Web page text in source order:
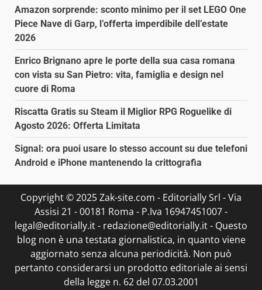
Amazon sorprende: sconto minimo per il set LEGO One
Piece Nave di Garp, l’offerta imperdibile dell’estate
2026
Enrico Brignano apre le porte della sua casa romana
con vista su San Pietro: vita, famiglia e design nel
cuore di Roma
Riscatta Gratis su Steam il Miglior RPG Roguelike di
Agosto 2026: Offerta Limitata
Signal: ora puoi usare lo stesso account su due telefoni
Android e iPhone mantenendo la crittografia
Copyright © 2025 Zak-site.com - Editorially Srl - Via
Assisi 21 - 00181 Roma - P.Iva 16947451007 -
legal@editorially.it - redazione@editorially.it - Questo
blog non è una testata giornalistica, in quanto viene
aggiornato senza alcuna periodicità. Non può
pertanto considerarsi un prodotto editoriale ai sensi
della legge n. 62 del 07.03.2001